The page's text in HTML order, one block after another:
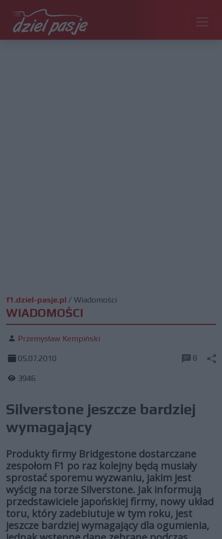
f1.dziel-pasje.pl / Wiadomości
WIADOMOŚCI
Przemysław Kempiński
05.07.2010
3946
8
Silverstone jeszcze bardziej
wymagający
Produkty firmy Bridgestone dostarczane
zespołom F1 po raz kolejny będą musiały
sprostać sporemu wyzwaniu, jakim jest
wyścig na torze Silverstone. Jak informują
przedstawiciele japońskiej firmy, nowy układ
toru, który zadebiutuje w tym roku, jest
jeszcze bardziej wymagający dla ogumienia,